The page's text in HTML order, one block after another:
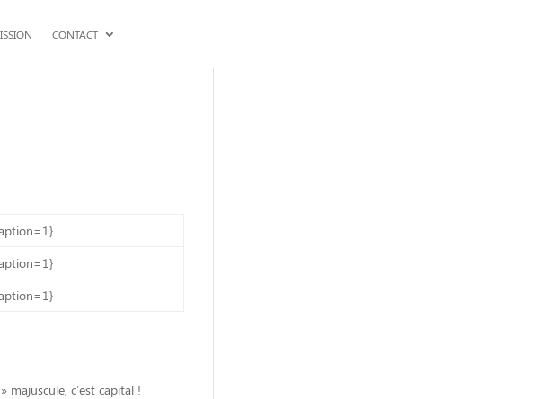
CONTACT
majuscule, c’est capital !